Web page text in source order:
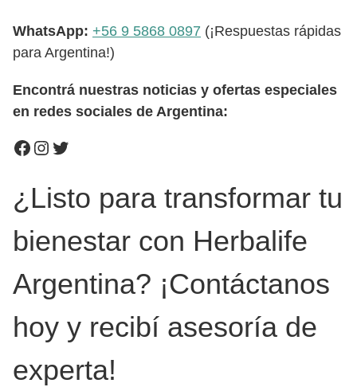
WhatsApp: +56 9 5868 0897 (¡Respuestas rápidas
para Argentina!)
Encontrá nuestras noticias y ofertas especiales
en redes sociales de Argentina:
Facebook
Instagram
Twitter
¿Listo para transformar tu
bienestar con Herbalife
Argentina? ¡Contáctanos
hoy y recibí asesoría de
experta!